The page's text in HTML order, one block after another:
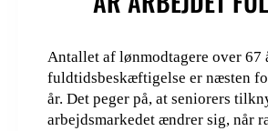
Antallet af lønmodtagere over 67
fuldtidsbeskæftigelse er næsten
år. Det peger på, at seniorers
arbejdsmarkedet ændrer sig, når